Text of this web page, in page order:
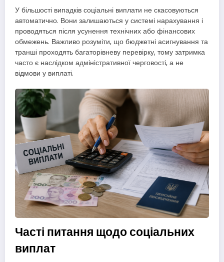
У більшості випадків соціальні виплати не скасовуються
автоматично. Вони залишаються у системі нарахування і
проводяться після усунення технічних або фінансових
обмежень. Важливо розуміти, що бюджетні асигнування та
транші проходять багаторівневу перевірку, тому затримка
часто є наслідком адміністративної черговості, а не
відмови у виплаті.
Часті питання щодо соціальних
виплат